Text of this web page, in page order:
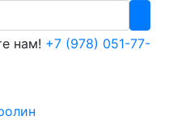
нам! +7 (978) 051-77-